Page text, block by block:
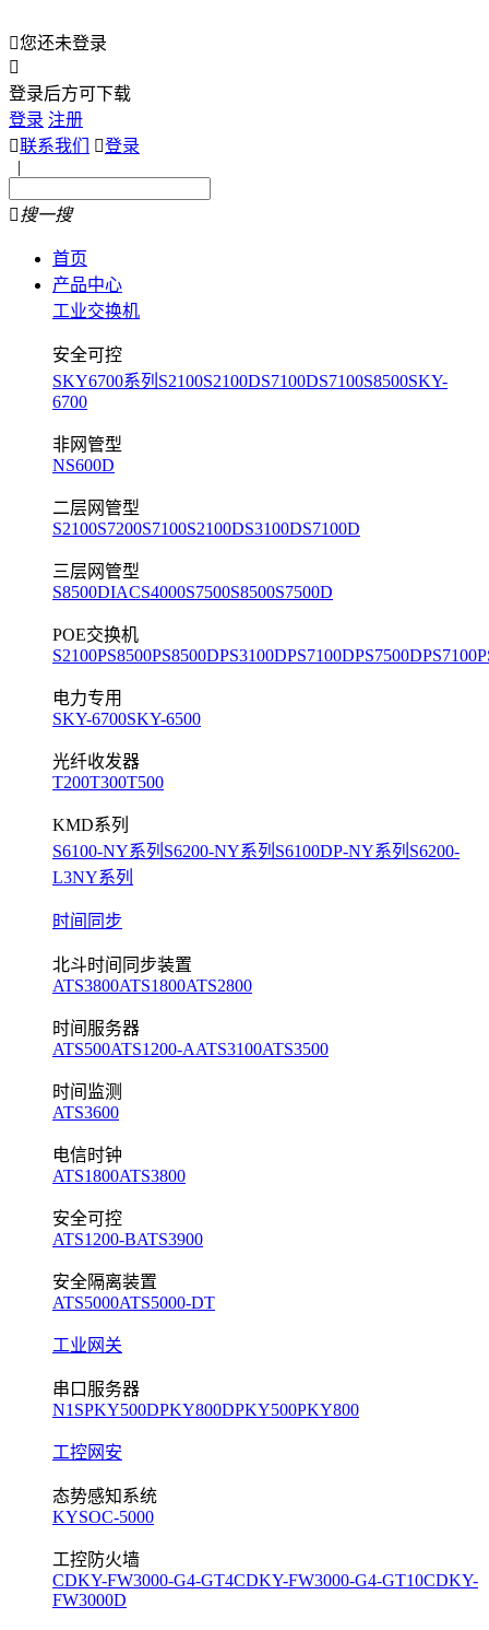
您还未登录

登录后方可下载
登录 注册
联系我们 登录
|
搜一搜
首页
产品中心
工业交换机
安全可控
SKY6700系列 S2100S2100DS7100DS7100S8500SKY-
6700
非网管型
NS600D
二层网管型
S2100S7200S7100S2100DS3100DS7100D
三层网管型
S8500DIACS4000S7500S8500S7500D
POE交换机
S2100PS8500PS8500DPS3100DPS7100DPS7500DPS7100P
电力专用
SKY-6700SKY-6500
光纤收发器
T200T300T500
KMD系列
S6100-NY系列 S6200-NY系列 S6100DP-NY系列 S6200-
L3NY系列
时间同步
北斗时间同步装置
ATS3800ATS1800ATS2800
时间服务器
ATS500ATS1200-AATS3100ATS3500
时间监测
ATS3600
电信时钟
ATS1800ATS3800
安全可控
ATS1200-BATS3900
安全隔离装置
ATS5000ATS5000-DT
工业网关
串口服务器
N1SPKY500DPKY800DPKY500PKY800
工控网安
态势感知系统
KYSOC-5000
工控防火墙
CDKY-FW3000-G4-GT4CDKY-FW3000-G4-GT10CDKY-
FW3000D